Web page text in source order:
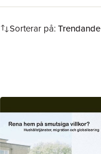
Sorterar på:Trendande